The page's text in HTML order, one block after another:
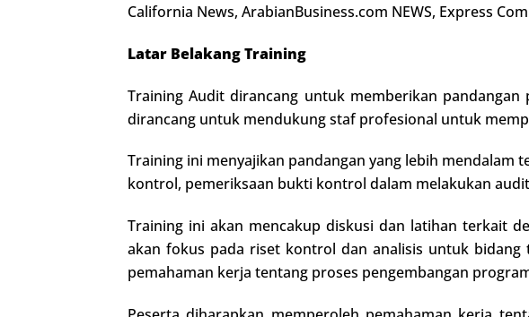
California News, ArabianBusiness.com NEWS, Express
Latar Belakang Training
Training Audit dirancang untuk memberikan
dirancang untuk mendukung staf profesional untuk
Training ini menyajikan pandangan yang lebih
kontrol, pemeriksaan bukti kontrol dalam melakukan
Training ini akan mencakup diskusi dan latihan terkait
akan fokus pada riset kontrol dan analisis untuk
pemahaman kerja tentang proses pengembangan